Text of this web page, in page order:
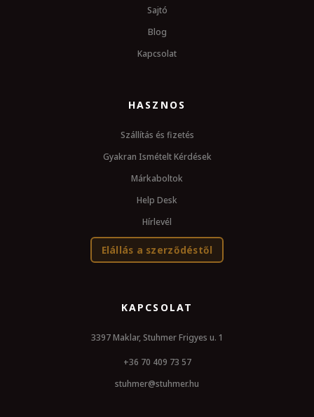
Sajtó
Blog
Kapcsolat
HASZNOS
Szállítás és fizetés
Gyakran Ismételt Kérdések
Márkaboltok
Help Desk
Hírlevél
Elállás a szerződéstől
KAPCSOLAT
3397 Maklar, Stuhmer Frigyes u. 1
+36 70 409 73 57
stuhmer@stuhmer.hu